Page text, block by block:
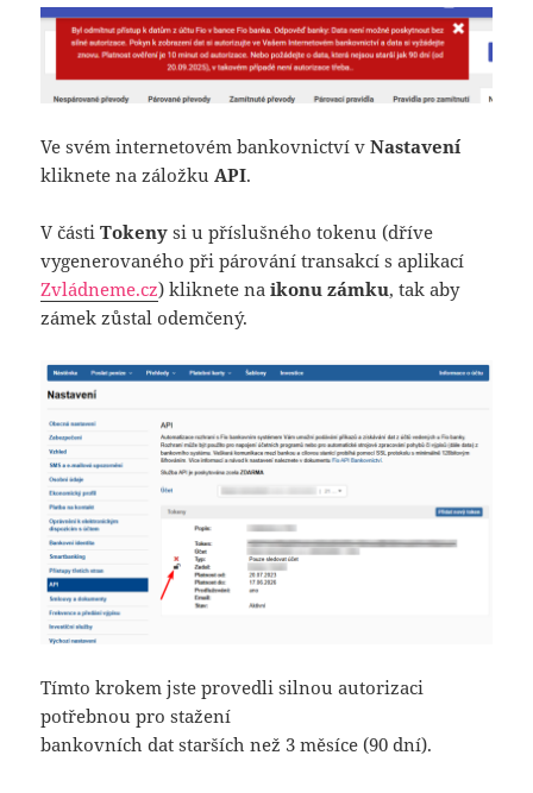
Ve svém internetovém bankovnictví vNastavení
kliknete na záložku API.
V částiTokenysi u příslušného tokenu (dříve
vygenerovaného při párování transakcí s aplikací
Zvládneme.cz) kliknete naikonu zámku, tak aby
zámek zůstal odemčený.
Tímto krokem jste provedli silnou autorizaci
potřebnou pro stažení
bankovních dat starších než 3 měsíce (90 dní).